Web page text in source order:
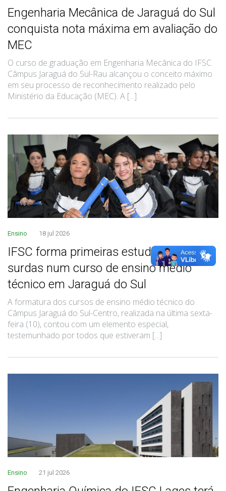
Engenharia Mecânica de Jaraguá do Sul
conquista nota máxima em avaliação do
MEC
O curso de graduação em Engenharia Mecânica do IFSC
Câmpus Jaraguá do Sul-Rau alcançou o conceito máximo
em seu processo de reconhecimento realizado pelo
Ministério da Educação (MEC). A [...]
Ensino 18 jul 2026
IFSC forma primeiras estudantes
surdas num curso de ensino médio
técnico em Jaraguá do Sul
A formatura dos cursos de ensino médio técnico do
Câmpus Jaraguá do Sul-Centro, realizada na última sexta-
feira (10), contou com um elemento especial,
testemunhado por todos que estiveram [...]
Ensino 21 jul 2026